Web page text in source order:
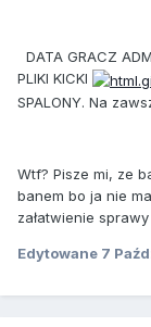
DATA GRACZ
PLIKI KICKI
SPALONY. Na
Wtf? Pisze mi, ze
banem bo ja nie
załatwienie
Edytowane 7